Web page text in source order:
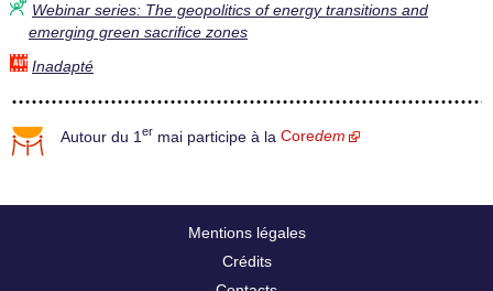
Webinar series: The geopolitics of energy transitions and
emerging green sacrifice zones
Inadapté
Autour du 1 er mai participe à la Coredem
Mentions légales
Crédits